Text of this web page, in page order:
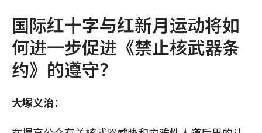
国际红十字与红新月运动将如
何进一步促进《禁止核武器条
约》的遵守？
大塚义治：